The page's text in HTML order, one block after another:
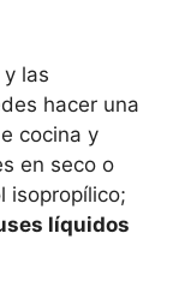
las
hacer una
cocina y
en seco o
isopropílico;
líquidos